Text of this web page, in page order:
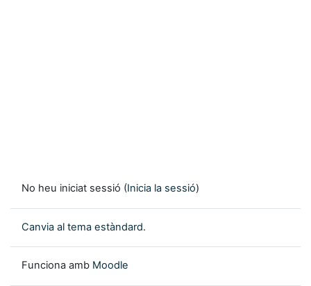
No heu iniciat sessió (Inicia la sessió)
Canvia al tema estàndard.
Funciona amb Moodle